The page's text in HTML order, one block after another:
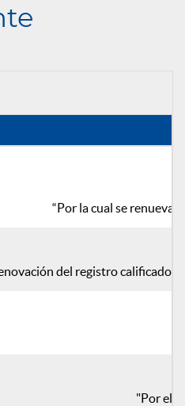
“Por la cual se renueva
del registro calificado
"Por el